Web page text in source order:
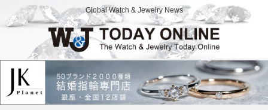
Global Watch & Jewelry News